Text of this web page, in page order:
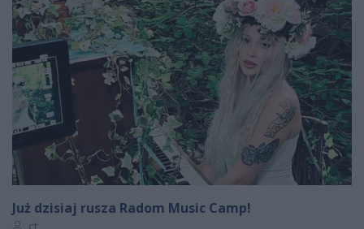
Już dzisiaj rusza Radom Music Camp!
Autor artykułu:
ct